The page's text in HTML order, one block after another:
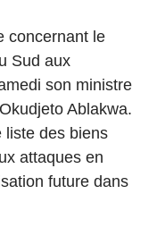
concernant le
Sud aux
son ministre
Ablakwa.
liste des biens
attaques en
future dans